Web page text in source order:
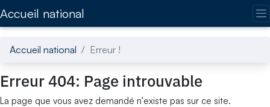
Accueil national
Accueil national Erreur !
Erreur 404: Page introuvable
La page que vous avez demandé n'existe pas sur ce site.